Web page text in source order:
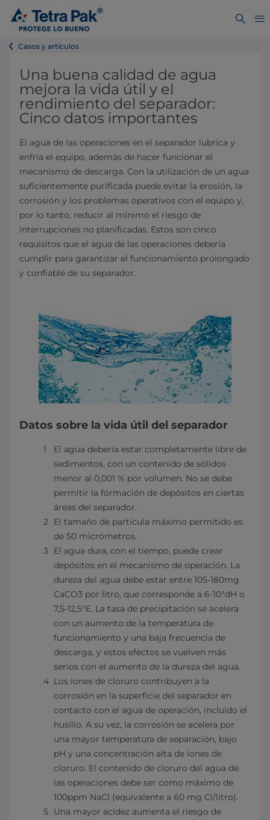
Casos y artículos
Una buena calidad de agua
mejora la vida útil y el
rendimiento del separador:
Cinco datos importantes
El agua de las operaciones en el separador lubrica y
enfría el equipo, además de hacer funcionar el
mecanismo de descarga. Con la utilización de un agua
suficientemente purificada puede evitar la erosión, la
corrosión y los problemas operativos con el equipo y,
por lo tanto, reducir al mínimo el riesgo de
interrupciones no planificadas. Estos son cinco
requisitos que el agua de las operaciones debería
cumplir para garantizar el funcionamiento prolongado
y confiable de su separador.
Datos sobre la vida útil del separador
El agua debería estar completamente libre de
sedimentos, con un contenido de sólidos
menor al 0,001 % por volumen. No se debe
permitir la formación de depósitos en ciertas
áreas del separador.
El tamaño de partícula máximo permitido es
de 50 micrómetros.
El agua dura, con el tiempo, puede crear
depósitos en el mecanismo de operación. La
dureza del agua debe estar entre 105-180mg
CaCO3 por litro, que corresponde a 6-10°dH o
7,5-12,5°E. La tasa de precipitación se acelera
con un aumento de la temperatura de
funcionamiento y una baja frecuencia de
descarga, y estos efectos se vuelven más
serios con el aumento de la dureza del agua.
Los iones de cloruro contribuyen a la
corrosión en la superficie del separador en
contacto con el agua de operación, incluido el
husillo. A su vez, la corrosión se acelera por
una mayor temperatura de separación, bajo
pH y una concentración alta de iones de
cloruro. El contenido de cloruro del agua de
las operaciones debe ser como máximo de
100ppm NaCl (equivalente a 60 mg Cl/litro).
Una mayor acidez aumenta el riesgo de